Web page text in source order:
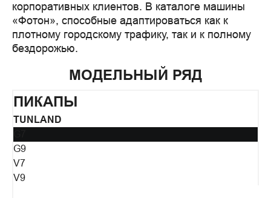
корпоративных клиентов. В каталоге машины
«Фотон», способные адаптироваться как к
плотному городскому трафику, так и к полному
бездорожью.
МОДЕЛЬНЫЙ РЯД
ПИКАПЫ
TUNLAND
G9
V7
V9